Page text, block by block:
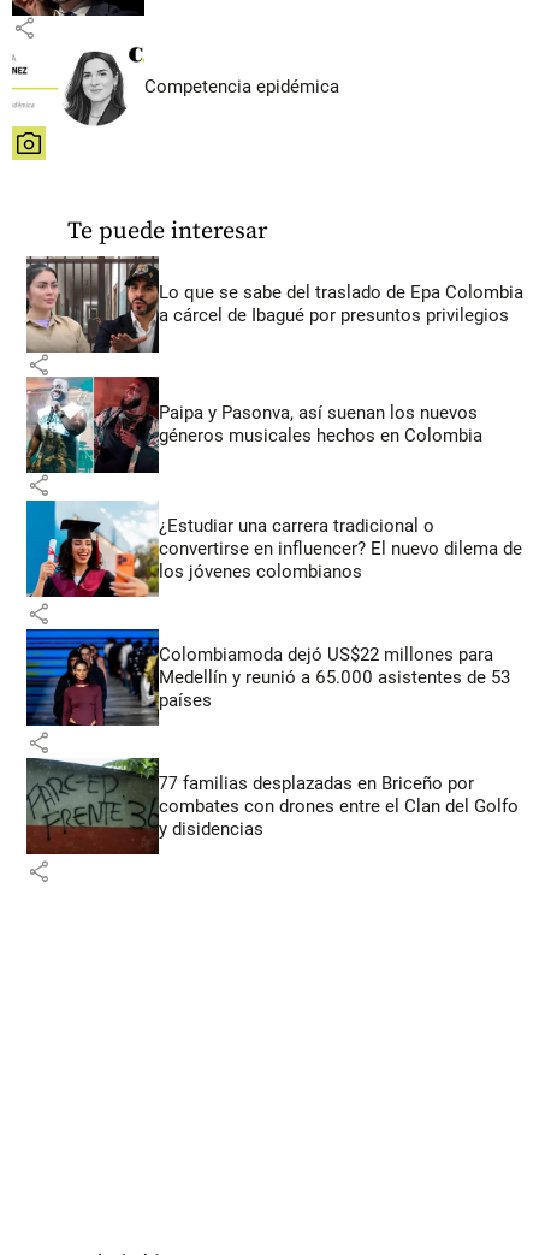
share
Competencia epidémica
share
Te puede interesar
Lo que se sabe del traslado de Epa Colombia
a cárcel de Ibagué por presuntos privilegios
share
Paipa y Pasonva, así suenan los nuevos
géneros musicales hechos en Colombia
share
¿Estudiar una carrera tradicional o
convertirse en influencer? El nuevo dilema de
los jóvenes colombianos
share
Colombiamoda dejó US$22 millones para
Medellín y reunió a 65.000 asistentes de 53
países
share
77 familias desplazadas en Briceño por
combates con drones entre el Clan del Golfo
y disidencias
share